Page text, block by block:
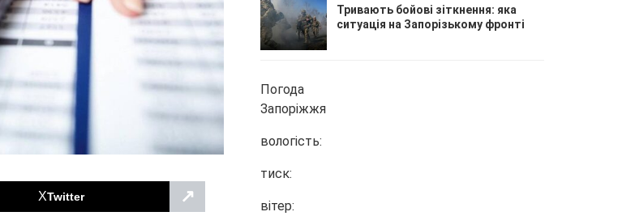
Twitter ↗
Тривають бойові зіткнення: яка
ситуація на Запорізькому фронті
Погода
Запоріжжя
вологість:
тиск:
вітер: